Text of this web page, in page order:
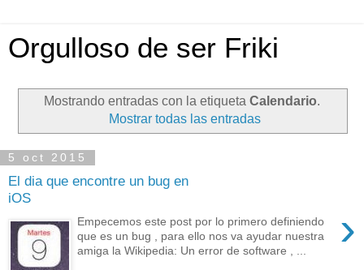
Orgulloso de ser Friki
Mostrando entradas con la etiqueta Calendario.
Mostrar todas las entradas
5 oct 2015
El dia que encontre un bug en
iOS
›
Empecemos este post por lo primero definiendo
que es un bug , para ello nos va ayudar nuestra
amiga la Wikipedia: Un error de software , ...